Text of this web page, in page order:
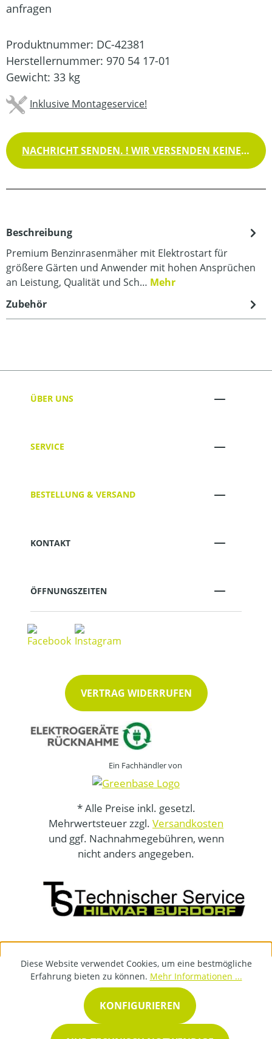
anfragen
Produktnummer: DC-42381
Herstellernummer: 970 54 17-01
Gewicht: 33 kg
Inklusive Montageservice!
NACHRICHT SENDEN. ! WIR VERSENDEN KEINE WAREN !
Beschreibung
Premium Benzinrasenmäher mit Elektrostart für
größere Gärten und Anwender mit hohen Ansprüchen
an Leistung, Qualität und Sch… Mehr
Zubehör
ÜBER UNS
SERVICE
BESTELLUNG & VERSAND
KONTAKT
ÖFFNUNGSZEITEN
VERTRAG WIDERRUFEN
Ein Fachhändler von
* Alle Preise inkl. gesetzl.
Mehrwertsteuer zzgl. Versandkosten
und ggf. Nachnahmegebühren, wenn
nicht anders angegeben.
Diese Website verwendet Cookies, um eine bestmögliche
Erfahrung bieten zu können. Mehr Informationen ...
KONFIGURIEREN